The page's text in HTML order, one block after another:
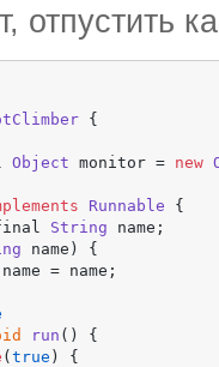
отпустить
{
Object monitor = new
Runnable {
String name;
name) {
name = name;
run ( ) {
(true ) {